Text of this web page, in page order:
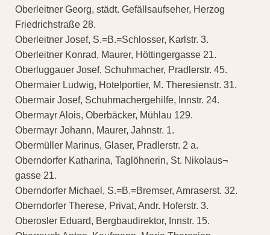
Oberleitner Georg, städt. Gefällsaufseher, Herzog
Friedrichstraße 28.
Oberleitner Josef, S.=B.=Schlosser, Karlstr. 3.
Oberleitner Konrad, Maurer, Höttingergasse 21.
Oberluggauer Josef, Schuhmacher, Pradlerstr. 45.
Obermaier Ludwig, Hotelportier, M. Theresienstr. 31.
Obermair Josef, Schuhmachergehilfe, Innstr. 24.
Obermayr Alois, Oberbäcker, Mühlau 129.
Obermayr Johann, Maurer, Jahnstr. 1.
Obermüller Marinus, Glaser, Pradlerstr. 2 a.
Oberndorfer Katharina, Taglöhnerin, St. Nikolaus¬
gasse 21.
Oberndorfer Michael, S.=B.=Bremser, Amraserst. 32.
Oberndorfer Therese, Privat, Andr. Hoferstr. 3.
Oberosler Eduard, Bergbaudirektor, Innstr. 15.